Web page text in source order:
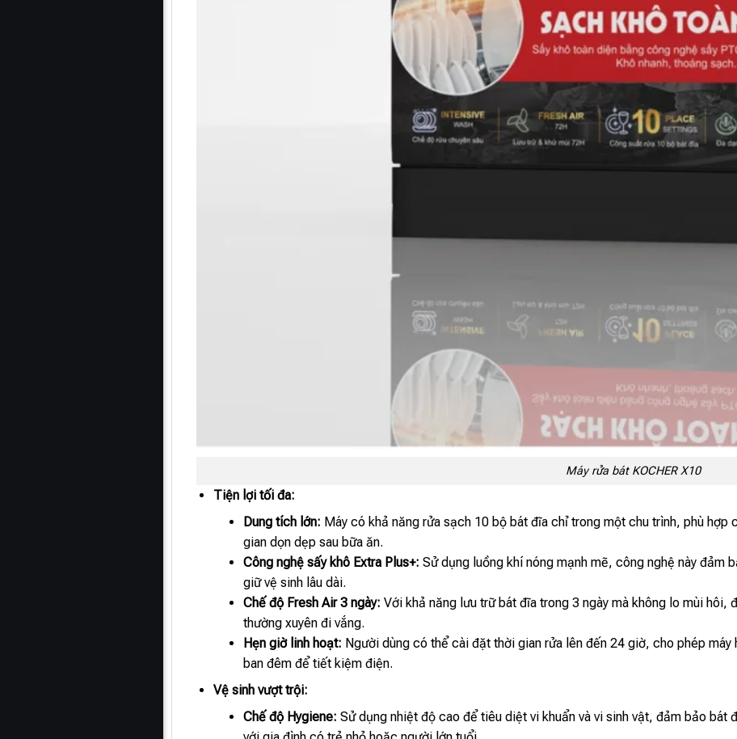
Máy rửa bát KOCHER X10
Tiện lợi tối đa:
Dung tích lớn: Máy có khả năng rửa sạch 10 bộ bát đĩa chỉ trong một chu trình, phù
gian dọn dẹp sau bữa ăn.
Công nghệ sấy khô Extra Plus+: Sử dụng luồng khí nóng mạnh mẽ, công nghệ này đảm
giữ vệ sinh lâu dài.
Chế độ Fresh Air 3 ngày: Với khả năng lưu trữ bát đĩa trong 3 ngày mà không lo mùi hôi,
thường xuyên đi vắng.
Hẹn giờ linh hoạt: Người dùng có thể cài đặt thời gian rửa lên đến 24 giờ, cho phép
ban đêm để tiết kiệm điện.
Vệ sinh vượt trội:
Chế độ Hygiene: Sử dụng nhiệt độ cao để tiêu diệt vi khuẩn và vi sinh vật, đảm bảo